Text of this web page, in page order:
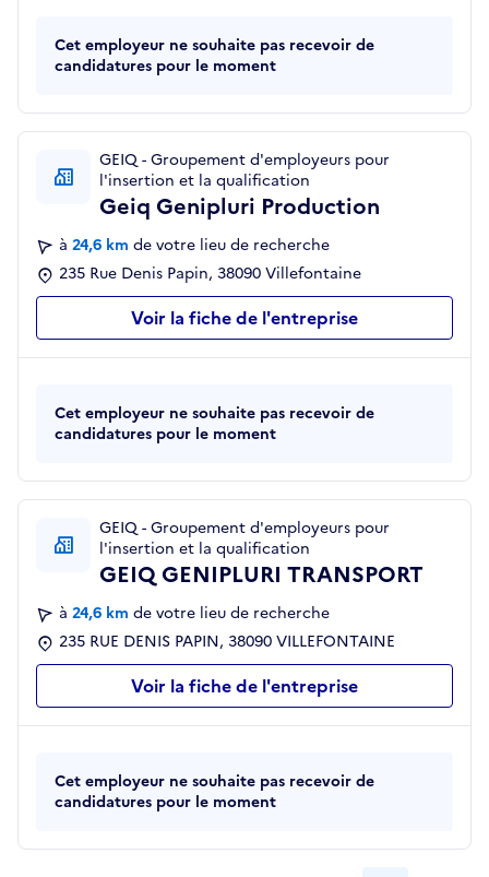
Cet employeur ne souhaite pas recevoir de
candidatures pour le moment
GEIQ - Groupement d'employeurs pour
l'insertion et la qualification
Geiq Genipluri Production
à 24,6 km de votre lieu de recherche
235 Rue Denis Papin, 38090 Villefontaine
Voir la fiche de l'entreprise
Cet employeur ne souhaite pas recevoir de
candidatures pour le moment
GEIQ - Groupement d'employeurs pour
l'insertion et la qualification
GEIQ GENIPLURI TRANSPORT
à 24,6 km de votre lieu de recherche
235 RUE DENIS PAPIN, 38090 VILLEFONTAINE
Voir la fiche de l'entreprise
Cet employeur ne souhaite pas recevoir de
candidatures pour le moment